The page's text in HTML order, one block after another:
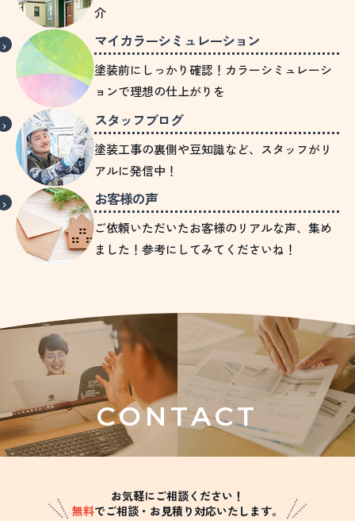
介
マイカラーシミュレーション
塗装前にしっかり確認！カラーシミュレーシ
ョンで理想の仕上がりを
スタッフブログ
塗装工事の裏側や豆知識など、スタッフがリ
アルに発信中！
お客様の声
ご依頼いただいたお客様のリアルな声、集め
ました！参考にしてみてくださいね！
CONTACT
お気軽にご相談ください！
無料でご相談・お見積り対応いたします。